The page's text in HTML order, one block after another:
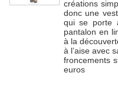
créations
donc une
qui se porte
pantalon en
à la
à l’aise avec
froncements
euros